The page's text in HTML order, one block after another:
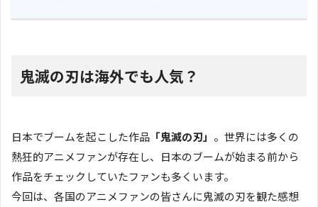
鬼滅の刃は海外でも人気？
日本でブームを起こした作品 「鬼滅の刃」 。世界には多くの
熱狂的アニメファンが存在し、日本のブームが始まる前から
作品をチェックしていたファンも多くいます。
今回は、各国のアニメファンの皆さんに鬼滅の刃を観た感想